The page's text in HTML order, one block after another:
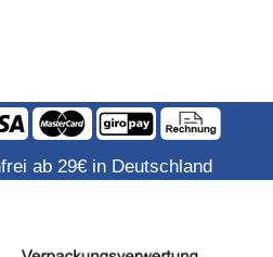
ab 29€ in Deutschland